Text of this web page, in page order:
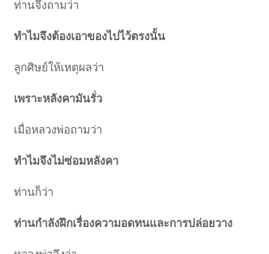
ท่านจึงถามว่า
ทำไมจึงต้องเอาของไปไว้ตรงนั้น
ลูกศิษย์ให้เหตุผลว่า
เพราะหลังคามันรั่ว
เมื่อหลวงพ่อถามว่า
ทำไมจึงไม่ซ่อมหลังคา
ท่านก็ว่า
ท่านกำลังฝึกเรื่องความอดทนและการปล่อยวาง